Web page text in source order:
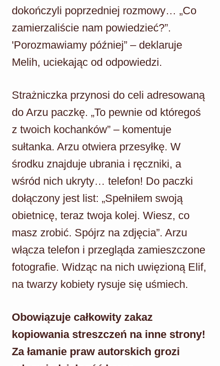
dokończyli poprzedniej rozmowy… „Co
zamierzaliście nam powiedzieć?”.
'Porozmawiamy później” – deklaruje
Melih, uciekając od odpowiedzi.
Strażniczka przynosi do celi adresowaną
do Arzu paczkę. „To pewnie od któregoś
z twoich kochanków” – komentuje
sułtanka. Arzu otwiera przesyłkę. W
środku znajduje ubrania i ręczniki, a
wśród nich ukryty… telefon! Do paczki
dołączony jest list: „Spełniłem swoją
obietnicę, teraz twoja kolej. Wiesz, co
masz zrobić. Spójrz na zdjęcia”. Arzu
włącza telefon i przegląda zamieszczone
fotografie. Widząc na nich uwięzioną Elif,
na twarzy kobiety rysuje się uśmiech.
Obowiązuje całkowity zakaz
kopiowania streszczeń na inne strony!
Za łamanie praw autorskich grozi